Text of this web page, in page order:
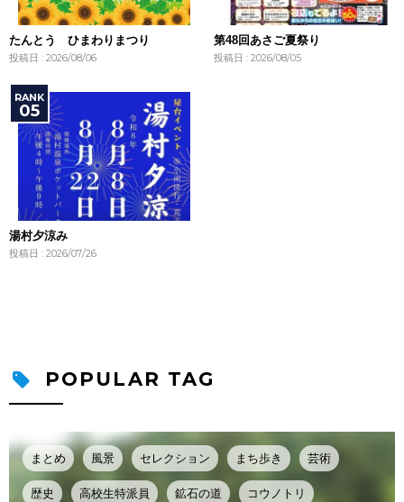
たんとう ひまわりまつり
投稿日 : 2026/08/06
第48回あさご夏祭り
投稿日 : 2026/08/05
湯村夕涼み
投稿日 : 2026/07/26
POPULAR TAG
まとめ 風景 セレクション まち歩き 芸術
歴史 高校生特派員 鉱石の道 コウノトリ